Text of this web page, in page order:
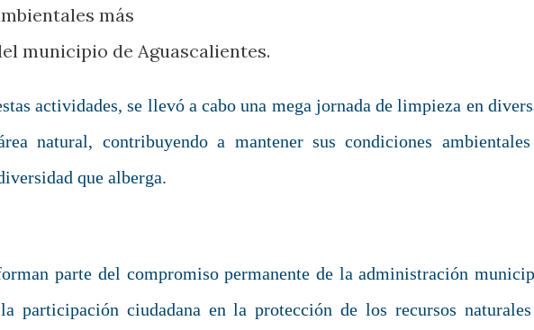
más
municipio de Aguascalientes.
actividades, se llevó a cabo una mega jornada de limpieza en
natural, contribuyendo a mantener sus condiciones
que alberga.
parte del compromiso permanente de la administración
participación ciudadana en la protección de los recursos